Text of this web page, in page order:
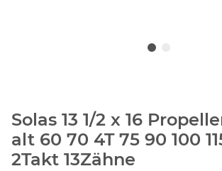
Solas 13 1/2 x 16
alt 60 70 4T 75 90 100
2Takt 13Zähne